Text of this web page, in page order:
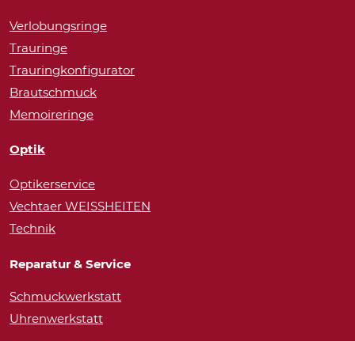
Verlobungsringe
Trauringe
Trauringkonfigurator
Brautschmuck
Memoireringe
Optik
Optikerservice
Vechtaer WEISSHEITEN
Technik
Reparatur & Service
Schmuckwerkstatt
Uhrenwerkstatt